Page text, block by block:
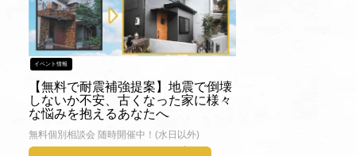
イベント情報
【無料で耐震補強提案】地震で倒壊
しないか不安、古くなった家に様々
な悩みを抱えるあなたへ
無料個別相談会 随時開催中！(水日以外)